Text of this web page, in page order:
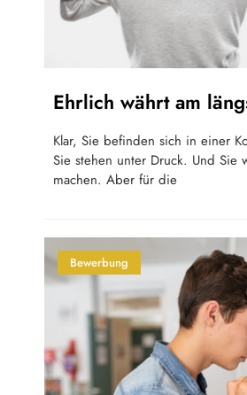
Ehrlich währt am
Klar, Sie befinden sich in einer
Sie stehen unter Druck. Und Sie
machen. Aber für die
Bewerbung